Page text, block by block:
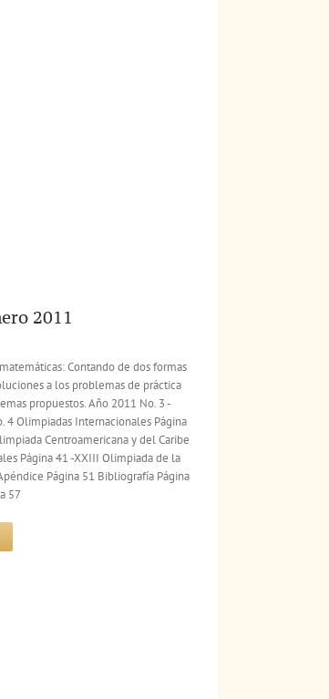
2011
Contando de dos formas
a los problemas de práctica
propuestos. Año 2011 No. 3 -
4 Olimpiadas Internacionales Página
Centroamericana y del Caribe
Página 41 -XXIII Olimpiada de la
Página 51 Bibliografía Página
57